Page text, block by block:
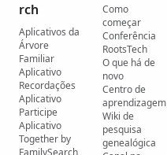
rch
Aplicativos da
Árvore
Familiar
Aplicativo
Recordações
Aplicativo
Participe
Aplicativo
Together by
Como
começar
Conferência
RootsTech
O que há de
novo
Centro de
aprendizagem
Wiki de
pesquisa
genealógica